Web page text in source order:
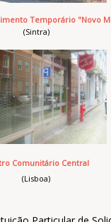
Temporário "Novo
(Sintra)
Comunitário Central
(Lisboa)